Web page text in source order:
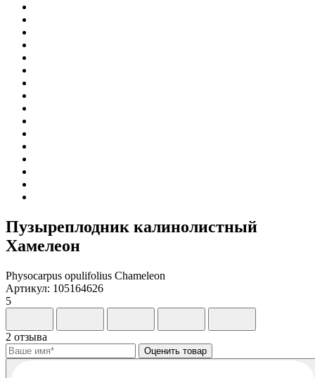
Пузыреплодник калинолистный
Хамелеон
Physocarpus opulifolius Chameleon
Артикул: 105164626
5
2 отзыва